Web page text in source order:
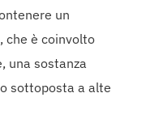
un
che è coinvolto
una sostanza
sottoposta a alte